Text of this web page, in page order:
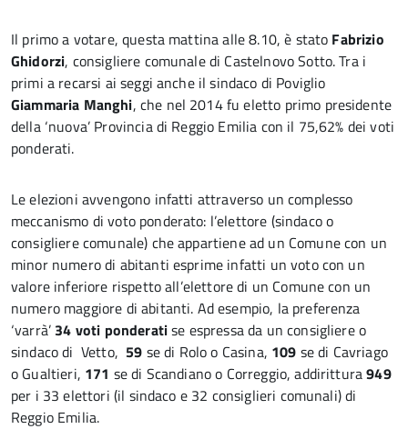
Il primo a votare, questa mattina alle 8.10, è stato Fabrizio
Ghidorzi, consigliere comunale di Castelnovo Sotto. Tra i
primi a recarsi ai seggi anche il sindaco di Poviglio
Giammaria Manghi, che nel 2014 fu eletto primo presidente
della ‘nuova’ Provincia di Reggio Emilia con il 75,62% dei voti
ponderati.
Le elezioni avvengono infatti attraverso un complesso
meccanismo di voto ponderato: l’elettore (sindaco o
consigliere comunale) che appartiene ad un Comune con un
minor numero di abitanti esprime infatti un voto con un
valore inferiore rispetto all’elettore di un Comune con un
numero maggiore di abitanti. Ad esempio, la preferenza
‘varrà’ 34 voti ponderatise espressa da un consigliere o
sindaco di Vetto, 59 se di Rolo o Casina, 109 se di Cavriago
o Gualtieri, 171 se di Scandiano o Correggio, addirittura949
per i 33 elettori (il sindaco e 32 consiglieri comunali) di
Reggio Emilia.